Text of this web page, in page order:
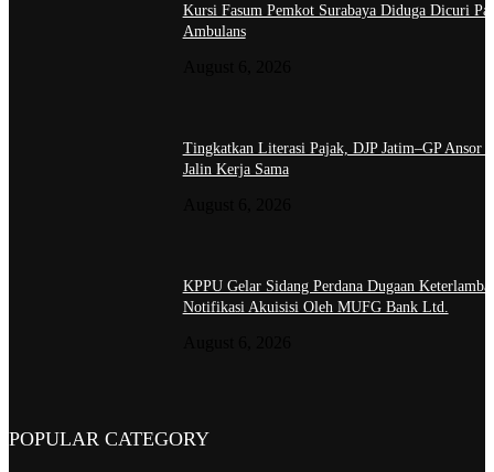
Kursi Fasum Pemkot Surabaya Diduga Dicuri
Ambulans
Tingkatkan Literasi Pajak, DJP Jatim–GP Ansor
Jalin Kerja Sama
KPPU Gelar Sidang Perdana Dugaan
Notifikasi Akuisisi Oleh MUFG Bank Ltd.
POPULAR CATEGORY